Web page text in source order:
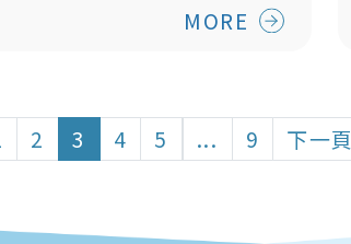
MORE
2 3 4 5 ... 9 下一頁